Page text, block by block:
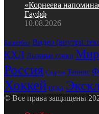
«Корнеева
Гауфф
10.08.2026
Баскетбол Видео (внутри
КХЛ Лыжные гонки
Россия Спартак Теннис
Хоккей ЦСКА
© Все права защищены